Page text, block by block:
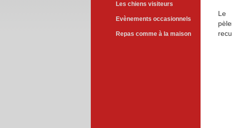
Les chiens visiteurs
Evènements occasionnels
Repas comme à la maison
Le